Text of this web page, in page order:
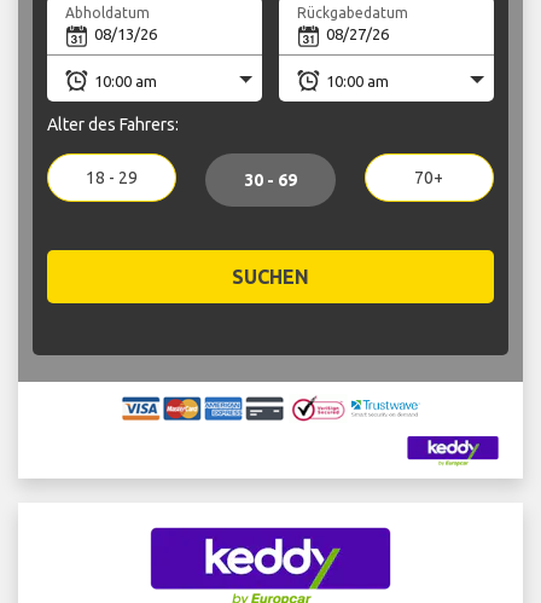
Abholdatum Rückgabedatum
Alter des Fahrers:
18 - 29 30 - 69 70+
SUCHEN